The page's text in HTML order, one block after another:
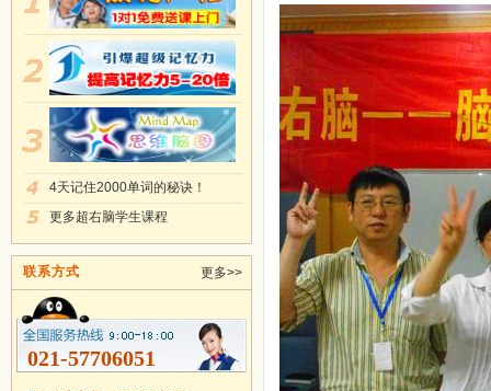
4天记住2000单词的秘诀！
更多超右脑学生课程
联系方式 更多>>
021-57706051